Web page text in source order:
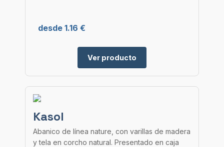
desde 1.16 €
Ver producto
Kasol
Abanico de línea nature, con varillas de madera
y tela en corcho natural. Presentado en caja